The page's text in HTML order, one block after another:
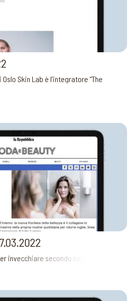
Skin Lab è l’integratore “The
invecchiare secondo natura